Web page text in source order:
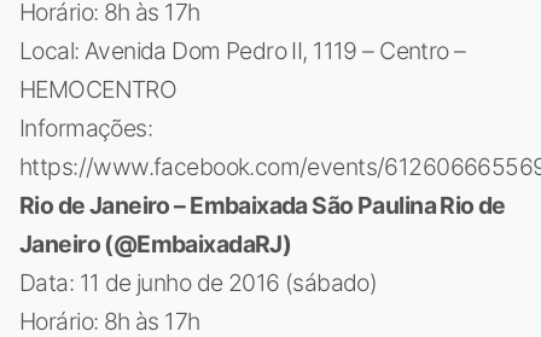
Horário: 8h às 17h
Local: Avenida Dom Pedro II, 1119 – Centro –
HEMOCENTRO
Informações:
https://www.facebook.com/events/
Rio de Janeiro – Embaixada São Paulina Rio de
Janeiro (@EmbaixadaRJ)
Data: 11 de junho de 2016 (sábado)
Horário: 8h às 17h